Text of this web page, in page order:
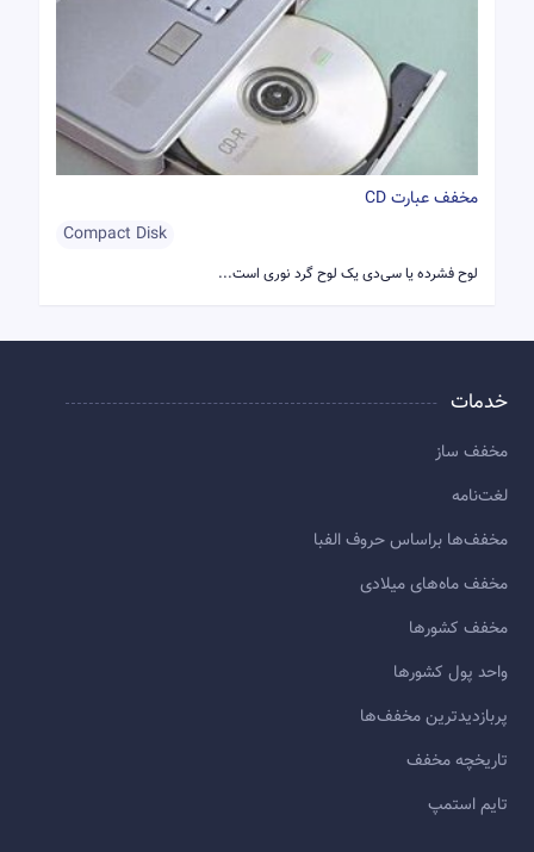
مخفف عبارت CD
Compact Disk
لوح فشرده یا سی‌دی یک لوح گرد نوری است...
خدمات
مخفف ساز
لغت‌نامه
مخفف‌ها براساس حروف الفبا
مخفف ماه‌های میلادی
مخفف کشورها
واحد پول کشورها
پربازديدترين مخفف‌ها
تاريخچه مخفف
تایم استمپ